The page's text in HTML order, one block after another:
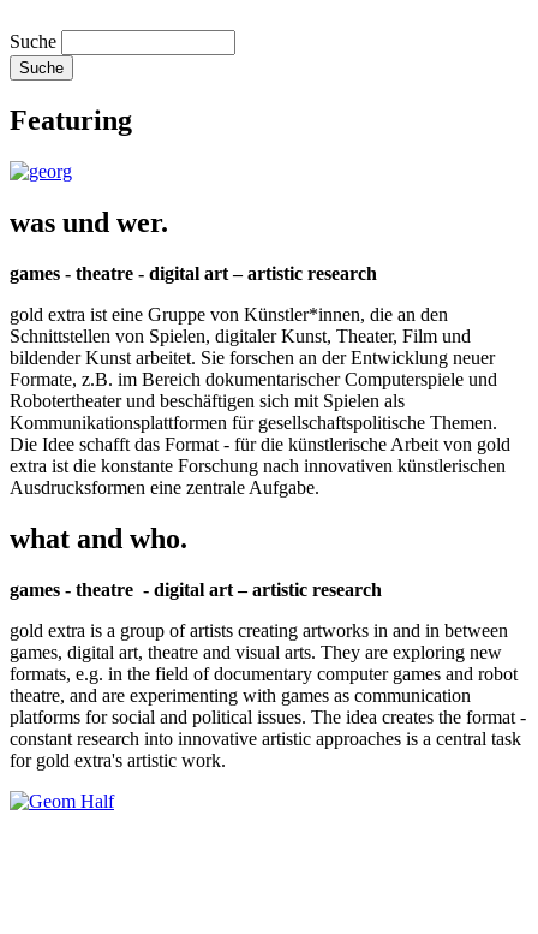
Suche
Featuring
was und wer.
games - theatre - digital art – artistic research
gold extra ist eine Gruppe von Künstler*innen, die an den
Schnittstellen von Spielen, digitaler Kunst, Theater, Film und
bildender Kunst arbeitet. Sie forschen an der Entwicklung neuer
Formate, z.B. im Bereich dokumentarischer Computerspiele und
Robotertheater und beschäftigen sich mit Spielen als
Kommunikationsplattformen für gesellschaftspolitische Themen.
Die Idee schafft das Format - für die künstlerische Arbeit von gold
extra ist die konstante Forschung nach innovativen künstlerischen
Ausdrucksformen eine zentrale Aufgabe.
what and who.
games - theatre - digital art – artistic research
gold extra is a group of artists creating artworks in and in between
games, digital art, theatre and visual arts. They are exploring new
formats, e.g. in the field of documentary computer games and robot
theatre, and are experimenting with games as communication
platforms for social and political issues. The idea creates the format -
constant research into innovative artistic approaches is a central task
for gold extra's artistic work.